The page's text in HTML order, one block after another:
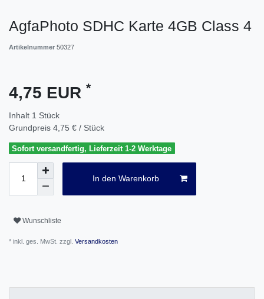
AgfaPhoto SDHC Karte 4GB Class 4
Artikelnummer 50327
4,75 EUR *
Inhalt 1 Stück
Grundpreis 4,75 € / Stück
Sofort versandfertig, Lieferzeit 1-2 Werktage
In den Warenkorb
Wunschliste
* inkl. ges. MwSt. zzgl. Versandkosten